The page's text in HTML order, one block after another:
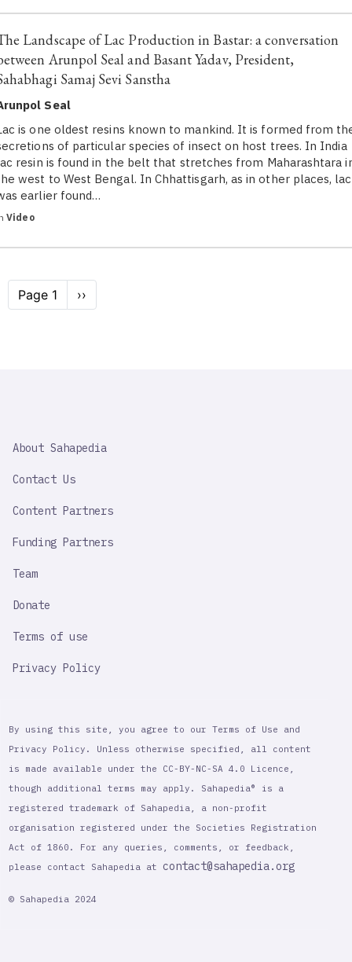
Landscape of Lac Production in Bastar: a conversation
Arunpol Seal and Basant Yadav, President,
Samaj Sevi Sanstha
Seal
is one oldest resins known to mankind. It is formed from
of particular species of insect on host trees. In India
resin is found in the belt that stretches from Maharashtara
west to West Bengal. In Chhattisgarh, as in other places, lac
earlier found…
Video
Pagination
Page 1
Next
page
››
IMPORTANT
About Sahapedia
Contact Us
Content Partners
Funding Partners
Team
Donate
Terms of use
Privacy Policy
By using this site, you agree to our Terms of Use and
Privacy Policy. Unless otherwise specified, all content
is made available under the CC-BY-NC-SA 4.0 Licence,
though additional terms may apply. Sahapedia® is a
registered trademark of Sahapedia, a non-profit
organisation registered under the Societies Registration
Act of 1860. For any queries, comments, or feedback,
please contact Sahapedia at contact@sahapedia.org
© Sahapedia 2024